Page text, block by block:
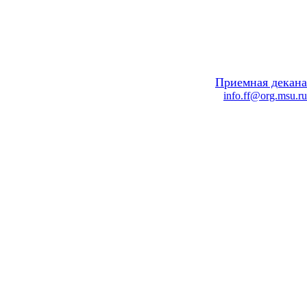
Приемная декана
info.ff@org.msu.ru